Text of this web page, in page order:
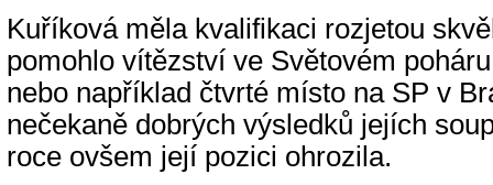
Kuříková měla kvalifikaci rozjetou
pomohlo vítězství ve Světovém
nebo například čtvrté místo na SP v
nečekaně dobrých výsledků jejích
roce ovšem její pozici ohrozila.